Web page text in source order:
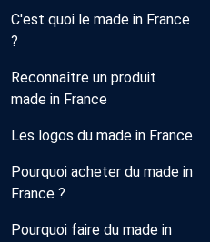
C'est quoi le made in France
?
Reconnaître un produit
made in France
Les logos du made in France
Pourquoi acheter du made in
France ?
Pourquoi faire du made in